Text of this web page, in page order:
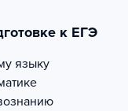
к ЕГЭ
языку